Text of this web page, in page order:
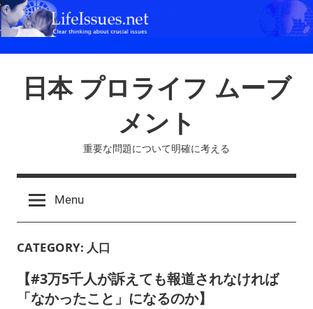
Skip
to
日本 プロライフ ムーブ
メント
重要な問題について明確に考える
Menu
CATEGORY: 人口
【#3万5千人が訴えても報道されなければ
「なかったこと」になるのか】